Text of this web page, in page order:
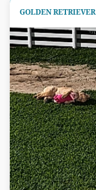
GOLDEN RETRIEVER